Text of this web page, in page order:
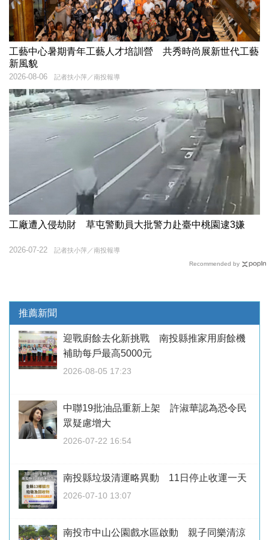
工藝中心暑期青年工藝人才培訓營 共秀時尚展新世代工藝
新風貌
記者扶小萍／南投報導
2026-08-06
工廠遭入侵劫財 草屯警動員大批警力赴臺中桃園逮3嫌
記者扶小萍／南投報導
2026-07-22
Recommended by
推薦新聞
迎戰廚餘去化新挑戰 南投縣推家用廚餘機
補助每戶最高5000元
2026-08-05 17:23
中聯19批油品重新上架 許淑華認為恐令民
眾疑慮增大
2026-07-22 16:54
南投縣垃圾清運略異動 11日停止收運一天
2026-07-10 13:07
南投市中山公園戲水區啟動 親子同樂清涼